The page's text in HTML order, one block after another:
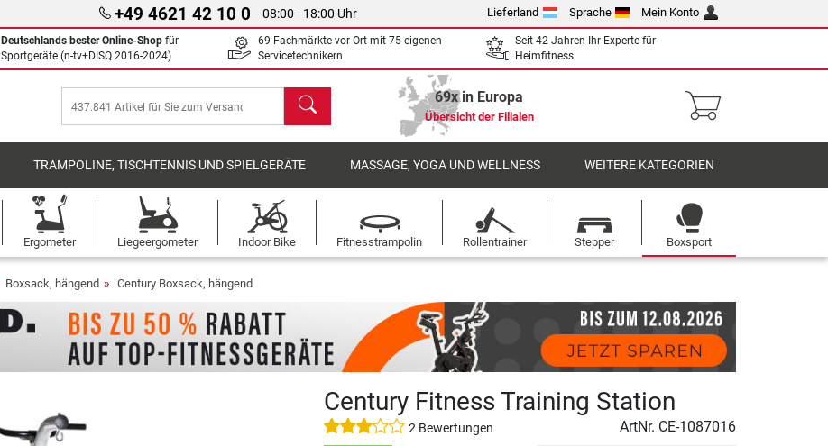
+49 4621 42 10 0 08:00 - 18:00 Uhr Lieferland Sprache Mein Konto
Deutschlands bester Online-Shop für
Sportgeräte (n-tv+DISQ 2016-2024)
69 Fachmärkte vor Ort mit 75 eigenen
Servicetechnikern
Seit 42 Jahren Ihr Experte für
Heimfitness
Suchen 69x in Europa
Übersicht der Filialen
TRAMPOLINE, TISCHTENNIS UND SPIELGERÄTE MASSAGE, YOGA UND WELLNESS WEITERE KATEGORIEN
Ergometer Liegeergometer Indoor Bike Fitnesstrampolin Rollentrainer Stepper Boxsport
Boxsack, hängend Century Boxsack, hängend
Century Fitness Training Station
2 Bewertungen ArtNr. CE-1087016